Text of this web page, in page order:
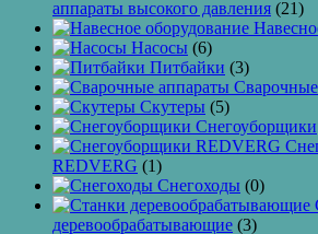
аппараты высокого давления (21)
Насосы (6)
Питбайки (3)
Скутеры (5)
Снегоуборщики
REDVERG (1)
Снегоходы (0)
деревообрабатывающие (3)